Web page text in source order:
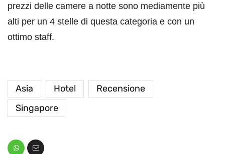
prezzi delle camere a notte sono mediamente più
alti per un 4 stelle di questa categoria e con un
ottimo staff.
Asia Hotel
Recensione
Singapore